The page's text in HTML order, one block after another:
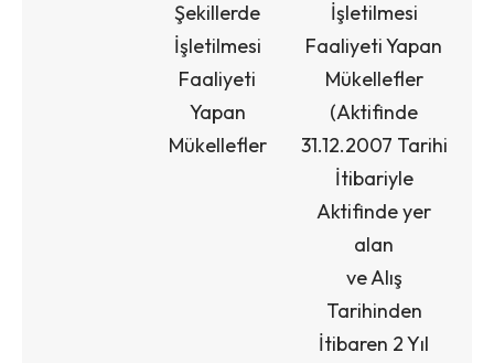
Şekillerde
İşletilmesi
Faaliyeti
Yapan
Mükellefler
İşletilmesi
Faaliyeti Yapan
Mükellefler
(Aktifinde
31.12.2007 Tarihi
İtibariyle
Aktifinde yer
alan
ve Alış
Tarihinden
İtibaren 2 Yıl